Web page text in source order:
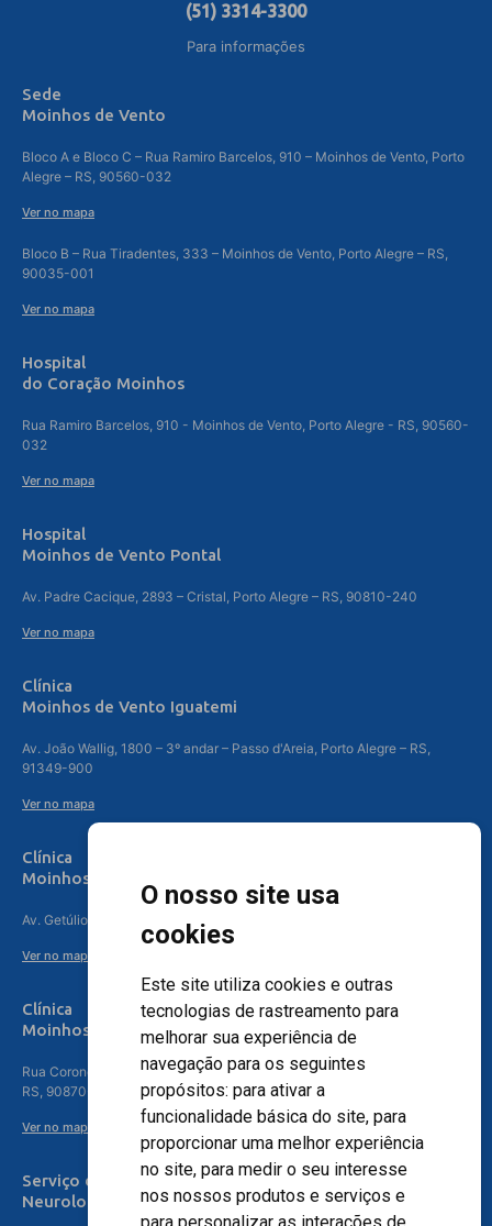
O nosso site usa
cookies
Este site utiliza cookies e outras
tecnologias de rastreamento para
melhorar sua experiência de
navegação para os seguintes
propósitos: para ativar a
funcionalidade básica do site, para
proporcionar uma melhor experiência
no site, para medir o seu interesse
nos nossos produtos e serviços e
(51) 3314-3300
Para informações
Sede
Moinhos de Vento
Bloco A e Bloco C – Rua Ramiro Barcelos, 910 – Moinhos de Vento, Porto
Alegre – RS, 90560-032
Ver no mapa
Bloco B – Rua Tiradentes, 333 – Moinhos de Vento, Porto Alegre – RS,
90035-001
Ver no mapa
Hospital
do Coração Moinhos
Rua Ramiro Barcelos, 910 - Moinhos de Vento, Porto Alegre - RS, 90560-
032
Ver no mapa
Hospital
Moinhos de Vento Pontal
Av. Padre Cacique, 2893 – Cristal, Porto Alegre – RS, 90810-240
Ver no mapa
Clínica
Moinhos de Vento Iguatemi
Av. João Wallig, 1800 – 3º andar – Passo d'Areia, Porto Alegre – RS,
91349-900
Ver no mapa
Clínica
Moinhos de Vento Canoas
Av. Getúlio Vargas, 4841 – Centro, Canoas – RS, 92010-010
Ver no mapa
Clínica
Moinhos de Vento - Teresópolis
Rua Coronel Aparício Borges, 250 - 3º andar - Teresópolis, Porto Alegre -
RS, 90870-016
Ver no mapa
Serviço de
Neurologia